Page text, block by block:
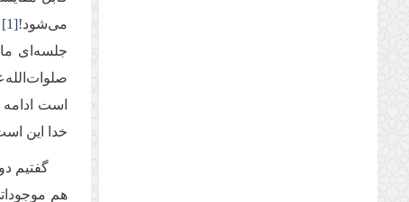
می‌شود![1]
جلسه‌ای
است
خدا این
گفتیم
هم